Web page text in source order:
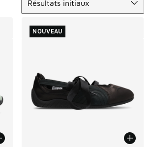
Résultats initiaux
NOUVEAU